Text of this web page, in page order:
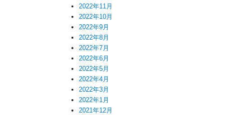
2022年11月
2022年10月
2022年9月
2022年8月
2022年7月
2022年6月
2022年5月
2022年4月
2022年3月
2022年1月
2021年12月